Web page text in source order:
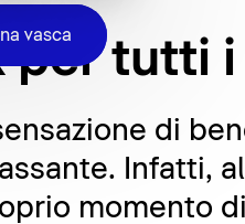
vasca
per tutti
di
Infatti,
momento